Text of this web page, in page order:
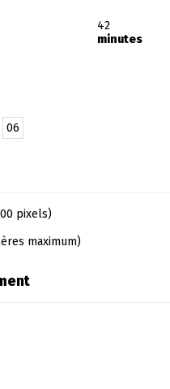
42
minutes
06
pixels)
maximum)